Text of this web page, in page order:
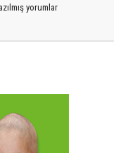
yorumlar